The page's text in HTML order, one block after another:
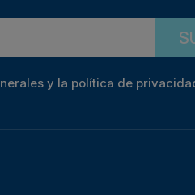
y la política de